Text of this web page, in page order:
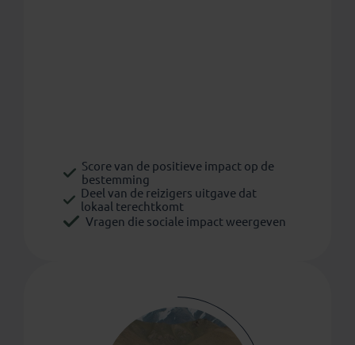
Score van de positieve impact op de
bestemming
Deel van de reizigers uitgave dat
lokaal terechtkomt
Vragen die sociale impact weergeven